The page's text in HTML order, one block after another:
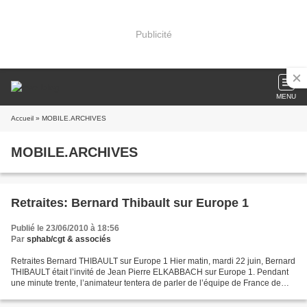
Publicité
MENU
Accueil » MOBILE.ARCHIVES
MOBILE.ARCHIVES
Retraites: Bernard Thibault sur Europe 1
Publié le 23/06/2010 à 18:56
Par sphab/cgt & associés
Retraites Bernard THIBAULT sur Europe 1 Hier matin, mardi 22 juin, Bernard
THIBAULT était l’invité de Jean Pierre ELKABBACH sur Europe 1. Pendant
une minute trente, l’animateur tentera de parler de l’équipe de France de